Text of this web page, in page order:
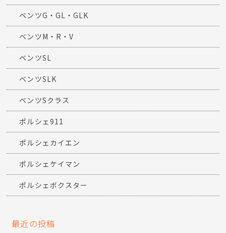
ベンツG・GL・GLK
ベンツM・R・V
ベンツSL
ベンツSLK
ベンツSクラス
ポルシェ911
ポルシェカイエン
ポルシェケイマン
ポルシェボクスター
最近の投稿